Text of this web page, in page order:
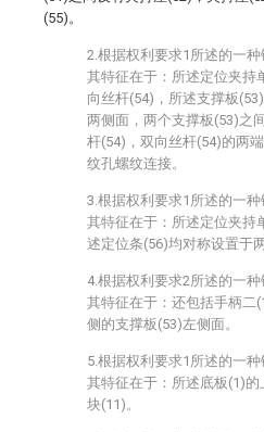
(55)。
2.根据权利要求1所述的一
其特征在于：所述定位夹持
向丝杆(54)，所述支撑板
两侧面，两个支撑板(53)之
杆(54)，双向丝杆(54)的两
纹孔螺纹连接。
3.根据权利要求1所述的一
其特征在于：所述定位夹持
述定位条(56)均对称设置于
4.根据权利要求2所述的一
其特征在于：还包括手柄二
侧的支撑板(53)左侧面。
5.根据权利要求1所述的一
其特征在于：所述底板(1)
块(11)。